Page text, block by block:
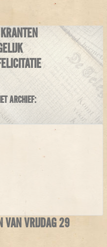
ARCHIEF:
VAN VRIJDAG 29